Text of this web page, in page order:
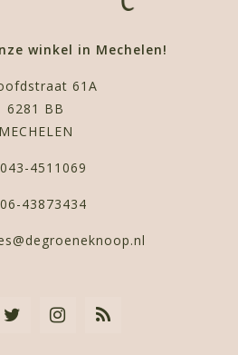
winkel in Mechelen!
61A
6281 BB
MECHELEN
043-4511069
06-43873434